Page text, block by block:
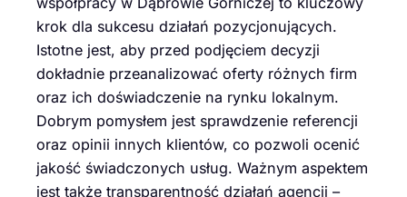
krok dla sukcesu działań pozycjonujących.
Istotne jest, aby przed podjęciem decyzji
dokładnie przeanalizować oferty różnych firm
oraz ich doświadczenie na rynku lokalnym.
Dobrym pomysłem jest sprawdzenie referencji
oraz opinii innych klientów, co pozwoli ocenić
jakość świadczonych usług. Ważnym aspektem
jest także transparentność działań agencji –